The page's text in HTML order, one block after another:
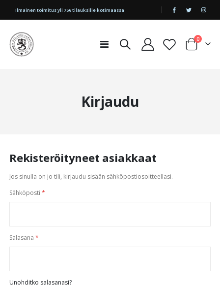
|
Ilmainen toimitus yli 75€ tilauksille kotimaassa
Toggle
Cart
0tuotetta
Kirjaudu
Rekisteröityneet asiakkaat
Jos sinulla on jo tili, kirjaudu sisään sähköpostiosoitteellasi.
Sähköposti
Salasana
Unohditko salasanasi?